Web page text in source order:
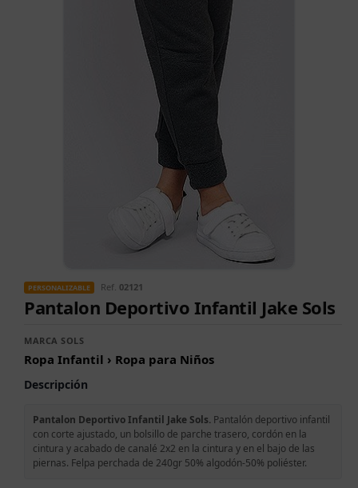
PERSONALIZABLE Ref. 02121
Pantalon Deportivo Infantil Jake Sols
MARCA SOLS
Ropa Infantil › Ropa para Niños
Descripción
Pantalon Deportivo Infantil Jake Sols. Pantalón deportivo infantil
con corte ajustado, un bolsillo de parche trasero, cordón en la
cintura y acabado de canalé 2x2 en la cintura y en el bajo de las
piernas. Felpa perchada de 240gr 50% algodón-50% poliéster.